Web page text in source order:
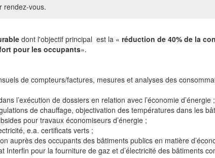
rendez-vous.
dont l'objectif principal est la «réduction de 40% de la
pour les occupants».
de compteurs/factures, mesures et analyses des
l’exécution de dossiers en relation avec l’économie d’énergie ;
de chauffage, objectivation des températures dans les
pour travaux économiseurs d’énergie ;
e.a. certificats verts ;
auprès des occupants des bâtiments publics en matière
Interfin pour la fourniture de gaz et d’électricité des bâtiments